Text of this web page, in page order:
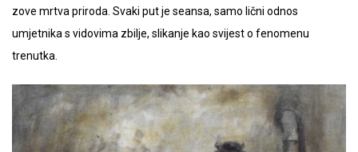
zove mrtva priroda. Svaki put je seansa, samo lični odnos
umjetnika s vidovima zbilje, slikanje kao svijest o fenomenu
trenutka.